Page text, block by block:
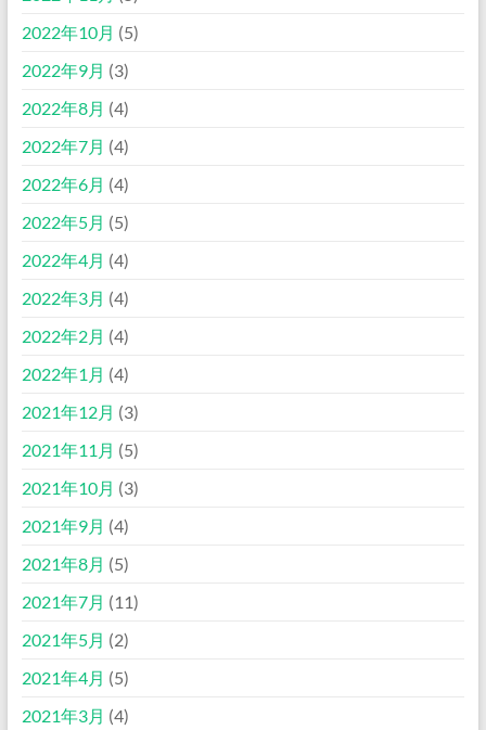
2022年10月 (5)
2022年9月 (3)
2022年8月 (4)
2022年7月 (4)
2022年6月 (4)
2022年5月 (5)
2022年4月 (4)
2022年3月 (4)
2022年2月 (4)
2022年1月 (4)
2021年12月 (3)
2021年11月 (5)
2021年10月 (3)
2021年9月 (4)
2021年8月 (5)
2021年7月 (11)
2021年5月 (2)
2021年4月 (5)
2021年3月 (4)